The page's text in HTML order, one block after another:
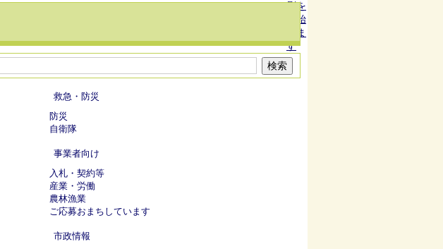
救急・防災
防災
自衛隊
事業者向け
入札・契約等
産業・労働
農林漁業
ご応募おまちしています
市政情報